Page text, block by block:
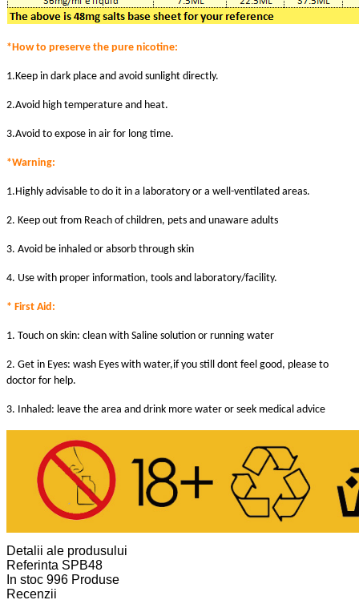
*How to preserve the pure nicotine:
1.Keep in dark place and avoid sunlight directly.
2.Avoid high temperature and heat.
3.Avoid to expose in air for long time.
*Warning:
1.Highly advisable to do it in a laboratory or a well-ventilated areas.
2. Keep out from Reach of children, pets and unaware adults
3. Avoid be inhaled or absorb through skin
4. Use with proper information, tools and laboratory/facility.
* First Aid:
1. Touch on skin: clean with Saline solution or running water
2. Get in Eyes: wash Eyes with water,if you still dont feel good, please to
doctor for help.
3. Inhaled: leave the area and drink more water or seek medical advice
Detalii ale produsului
Referinta SPB48
In stoc 996 Produse
Recenzii